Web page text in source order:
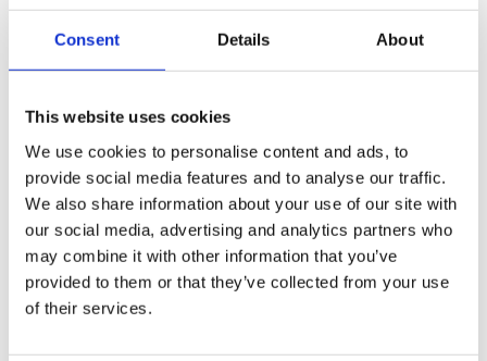
Consent Details About
This website uses cookies
We use cookies to personalise content and ads, to
provide social media features and to analyse our traffic.
We also share information about your use of our site with
our social media, advertising and analytics partners who
may combine it with other information that you’ve
provided to them or that they’ve collected from your use
of their services.
Madeira biedt enkeleunieke vervoerservaringen
die je nergens anders vindt. De kabelbaan van
Funchal naar Monte is zowel vervoersmiddel als
biedt spectaculaire uitzichten tijdens de 15
minuten durende rit.
De beroemdetobogganritvanaf Monte naar
Funchal is een historische traditie. Twee mannen
in traditionele witte kleding duwen houten sleden
met rieten stoelen over de steile straten naar
ongeveer 10 minuten en is een onvergetelijke